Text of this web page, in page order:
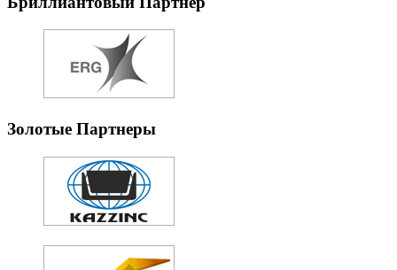
Золотые Партнеры